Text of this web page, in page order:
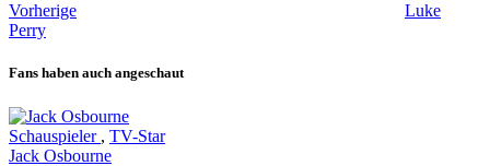
Vorherige
Luke
Perry
Fans haben auch angeschaut
Schauspieler , TV-Star
Jack Osbourne